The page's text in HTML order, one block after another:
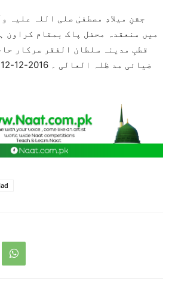
جشنِ میلادِ مصطفیٰ صلی اللہ علیہ
میں منعقدہ محفل پاک بمقام کراون
قطبِ مدینہ سلطان الفقر سرکار